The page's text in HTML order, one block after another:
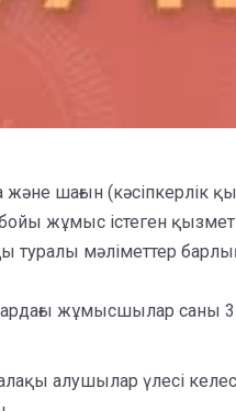
шағын
бойы жұмыс істеген
туралы мәліметтер
жұмысшылар
алушылар үлесі